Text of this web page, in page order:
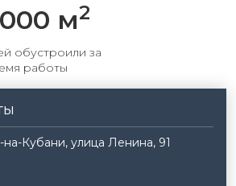
м2
обустроили за
работы
на-Кубани, улица Ленина, 91